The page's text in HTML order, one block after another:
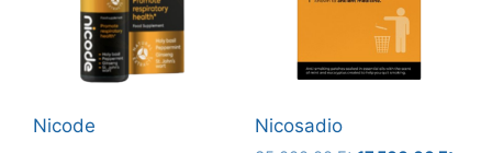
Nicode Nicosadio